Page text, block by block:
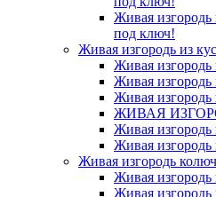
Живая
под ключ!
Живая изгородь из
Живая изгородь
Живая изгородь
Живая
ЖИВАЯ
Живая изгородь
Живая
Живая изгородь
Живая изгородь
Живая